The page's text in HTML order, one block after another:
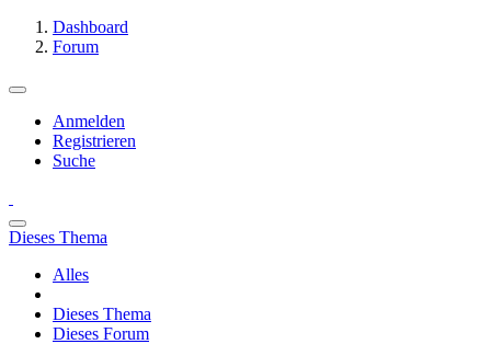
Dashboard
Forum
Anmelden
Registrieren
Suche
Dieses Thema
Alles
Dieses Thema
Dieses Forum